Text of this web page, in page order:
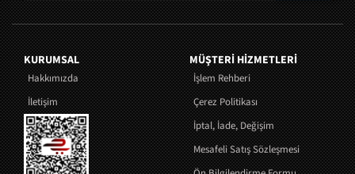
KURUMSAL
Hakkımızda
İletişim
MÜŞTERI HIZMETLERI
İşlem Rehberi
Çerez Politikası
İptal, İade, Değişim
Mesafeli Satış Sözleşmesi